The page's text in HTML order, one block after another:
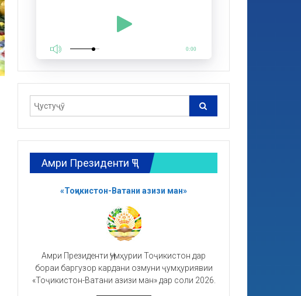
0:00
Амри Президенти ҶТ
«Тоҷикистон-Ватани азизи ман»
Амри Президенти Ҷумҳурии Тоҷикистон дар
бораи баргузор кардани озмуни ҷумҳуриявии
«Тоҷикистон-Ватани азизи ман» дар соли 2026.